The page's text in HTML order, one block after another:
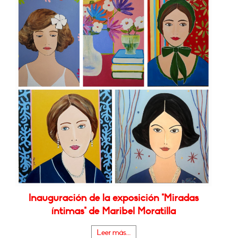
Inauguración de la exposición "Miradas
íntimas" de Maribel Moratilla
Leer más...